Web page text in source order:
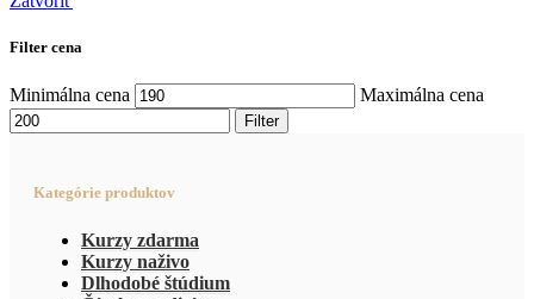
Filter cena
Minimálna cena Maximálna cena
Filter
Kategórie produktov
Kurzy zdarma
Kurzy naživo
Dlhodobé štúdium